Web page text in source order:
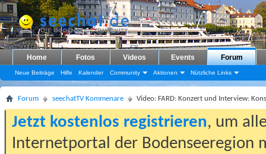
Home Fotos Videos Events Forum
Neue Beiträge Hilfe Kalender Community Aktionen Nützliche Links
Forum seechatTV Kommenare Video: FARD: Konzert und Interview:
Jetzt kostenlos registrieren, um
Internetportal der Bodenseeregion